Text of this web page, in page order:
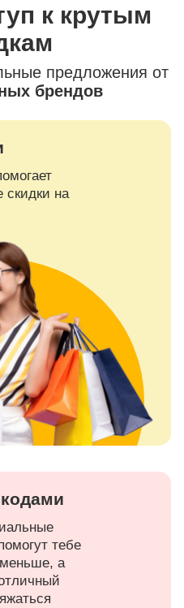
к крутым
предложения от
брендов
скидки на
тебе
а